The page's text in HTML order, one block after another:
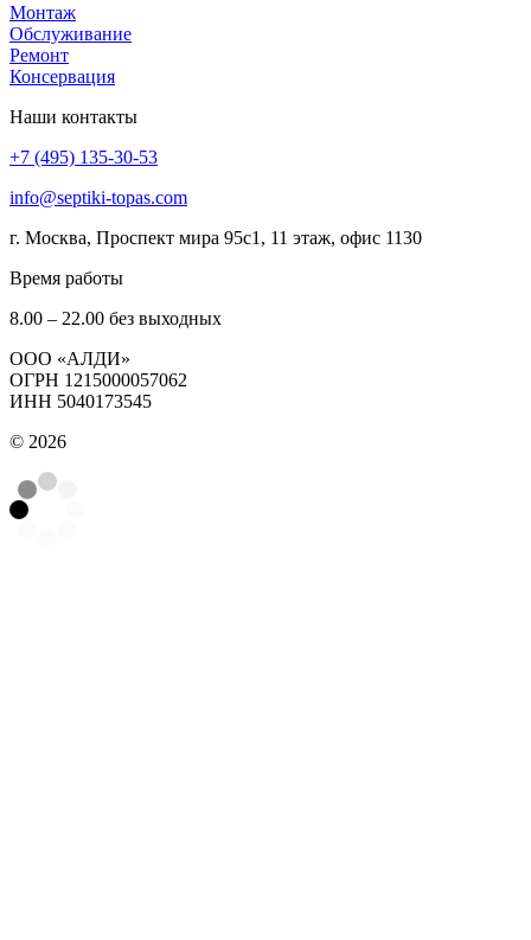
Монтаж
Обслуживание
Ремонт
Консервация
Наши контакты
+7 (495) 135-30-53
info@septiki-topas.com
г. Москва, Проспект мира 95с1, 11 этаж, офис 1130
Время работы
8.00 – 22.00 без выходных
OOO «АЛДИ»
ОГРН 1215000057062
ИНН 5040173545
© 2026